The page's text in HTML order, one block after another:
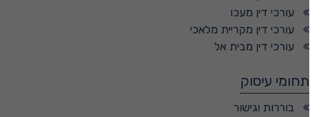
עורכי דין מעכו
עורכי דין מקריית מלאכי
עורכי דין מבית אל
תחומי עיסוק
בוררות וגישור